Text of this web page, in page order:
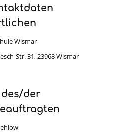
Wismar
Str. 31, 23968 Wismar
der